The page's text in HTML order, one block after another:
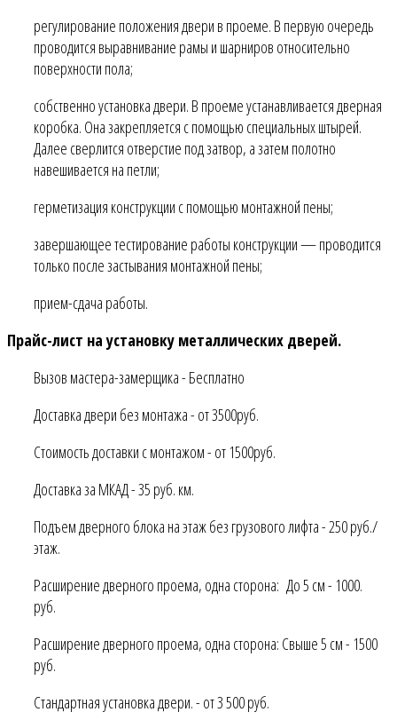
регулирование положения двери в проеме. В первую очередь
проводится выравнивание рамы и шарниров относительно
поверхности пола;
собственно установка двери. В проеме устанавливается дверная
коробка. Она закрепляется с помощью специальных штырей.
Далее сверлится отверстие под затвор, а затем полотно
навешивается на петли;
герметизация конструкции с помощью монтажной пены;
завершающее тестирование работы конструкции — проводится
только после застывания монтажной пены;
прием-сдача работы.
Прайс-лист на установку металлических дверей.
Вызов мастера-замерщика - Бесплатно
Доставка двери без монтажа - от 3500руб.
Стоимость доставки с монтажом - от 1500руб.
Доставка за МКАД - 35 руб. км.
Подъем дверного блока на этаж без грузового лифта - 250 руб./
этаж.
Расширение дверного проема, одна сторона: До 5 см - 1000.
руб.
Расширение дверного проема, одна сторона: Свыше 5 см - 1500
руб.
Стандартная установка двери. - от 3 500 руб.